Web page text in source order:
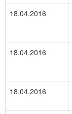
18.04.2016
18.04.2016
18.04.2016